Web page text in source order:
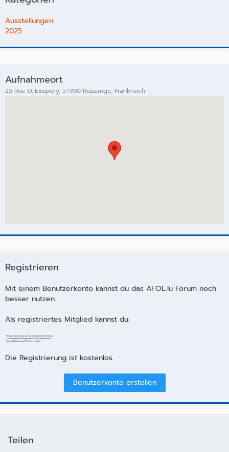
Ausstellungen
2025
Aufnahmeort
25 Rue St Exupery, 57390 Russange, Frankreich
Registrieren
Mit einem Benutzerkonto kannst du das AFOL.lu Forum noch
besser nutzen.
Als registriertes Mitglied kannst du:
- Themen abonnieren und auf dem Laufenden bleiben
- Dich mit anderen Mitgliedern direkt austauschen
- Eigene Beiträge und Themen erstellen
Die Registrierung ist kostenlos.
Benutzerkonto erstellen
Teilen